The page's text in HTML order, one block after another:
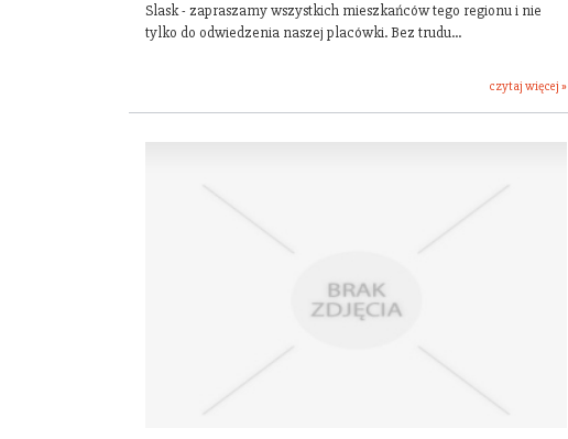
Slask - zapraszamy wszystkich mieszkańców tego regionu i nie
tylko do odwiedzenia naszej placówki. Bez trudu...
czytaj więcej »